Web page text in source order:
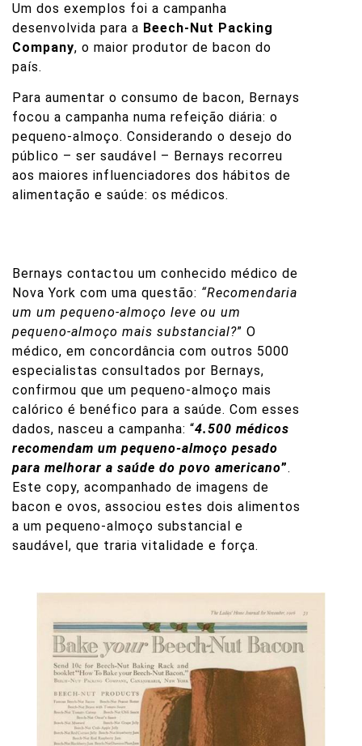
Um dos exemplos foi a campanha
desenvolvida para a Beech-Nut Packing
Company, o maior produtor de bacon do
país.
Para aumentar o consumo de bacon, Bernays
focou a campanha numa refeição diária: o
pequeno-almoço. Considerando o desejo do
público – ser saudável – Bernays recorreu
aos maiores influenciadores dos hábitos de
alimentação e saúde: os médicos.
Bernays contactou um conhecido médico de
Nova York com uma questão: “Recomendaria
um um pequeno-almoço leve ou um
pequeno-almoço mais substancial?” O
médico, em concordância com outros 5000
especialistas consultados por Bernays,
confirmou que um pequeno-almoço mais
calórico é benéfico para a saúde. Com esses
dados, nasceu a campanha: “4.500 médicos
recomendam um pequeno-almoço pesado
para melhorar a saúde do povo americano”.
Este copy, acompanhado de imagens de
bacon e ovos, associou estes dois alimentos
a um pequeno-almoço substancial e
saudável, que traria vitalidade e força.